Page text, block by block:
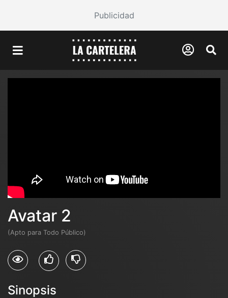
Publicidad
Avatar 2
(Apto para Todo Público)
Sinopsis